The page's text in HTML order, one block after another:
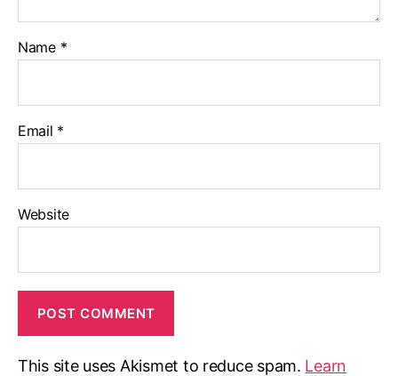
Name *
Email *
Website
This site uses Akismet to reduce spam. Learn